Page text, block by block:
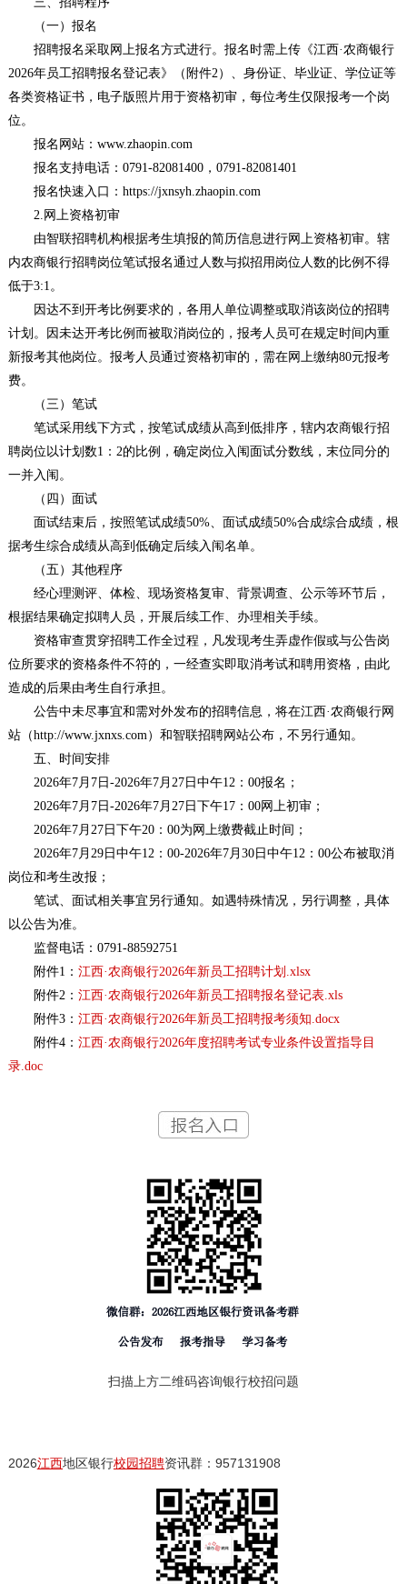
（一）报名
招聘报名采取网上报名方式进行。报名时需上传《江西·农商银行
2026年员工招聘报名登记表》（附件2）、身份证、毕业证、学位证等
各类资格证书，电子版照片用于资格初审，每位考生仅限报考一个岗
位。
报名网站：www.zhaopin.com
报名支持电话：0791-82081400，0791-82081401
报名快速入口：https://jxnsyh.zhaopin.com
2.网上资格初审
由智联招聘机构根据考生填报的简历信息进行网上资格初审。辖
内农商银行招聘岗位笔试报名通过人数与拟招用岗位人数的比例不得
低于3:1。
因达不到开考比例要求的，各用人单位调整或取消该岗位的招聘
计划。因未达开考比例而被取消岗位的，报考人员可在规定时间内重
新报考其他岗位。报考人员通过资格初审的，需在网上缴纳80元报考
费。
（三）笔试
笔试采用线下方式，按笔试成绩从高到低排序，辖内农商银行招
聘岗位以计划数1：2的比例，确定岗位入闱面试分数线，末位同分的
一并入闱。
（四）面试
面试结束后，按照笔试成绩50%、面试成绩50%合成综合成绩，根
据考生综合成绩从高到低确定后续入闱名单。
（五）其他程序
经心理测评、体检、现场资格复审、背景调查、公示等环节后，
根据结果确定拟聘人员，开展后续工作、办理相关手续。
资格审查贯穿招聘工作全过程，凡发现考生弄虚作假或与公告岗
位所要求的资格条件不符的，一经查实即取消考试和聘用资格，由此
造成的后果由考生自行承担。
公告中未尽事宜和需对外发布的招聘信息，将在江西·农商银行网
站（http://www.jxnxs.com）和智联招聘网站公布，不另行通知。
五、时间安排
2026年7月7日-2026年7月27日中午12：00报名；
2026年7月7日-2026年7月27日下午17：00网上初审；
2026年7月27日下午20：00为网上缴费截止时间；
2026年7月29日中午12：00-2026年7月30日中午12：00公布被取消
岗位和考生改报；
笔试、面试相关事宜另行通知。如遇特殊情况，另行调整，具体
以公告为准。
监督电话：0791-88592751
附件1： 江西·农商银行2026年新员工招聘计划.xlsx
附件2： 江西·农商银行2026年新员工招聘报名登记表.xls
附件3： 江西·农商银行2026年新员工招聘报考须知.docx
附件4： 江西·农商银行2026年度招聘考试专业条件设置指导目
录.doc
扫描上方二维码咨询银行校招问题
2026江西地区银行校园招聘资讯群：957131908